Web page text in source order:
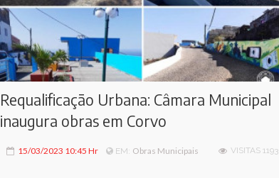
Requalificação Urbana: Câmara Municipal
inaugura obras em Corvo
15/03/2023 10:45 Hr EM: Obras Municipais VISITAS 1193